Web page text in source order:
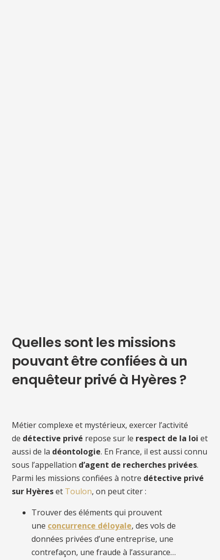
Quelles sont les missions
pouvant être confiées à un
enquêteur privé à Hyères ?
Métier complexe et mystérieux, exercer l’activité
de détective privé repose sur le respect de la loi et
aussi de la déontologie. En France, il est aussi connu
sous l’appellation d’agent de recherches privées.
Parmi les missions confiées à notre détective privé
sur Hyèreset Toulon, on peut citer :
Trouver des éléments qui prouvent
une concurrence déloyale, des vols de
données privées d’une entreprise, une
contrefaçon, une fraude à l’assurance…